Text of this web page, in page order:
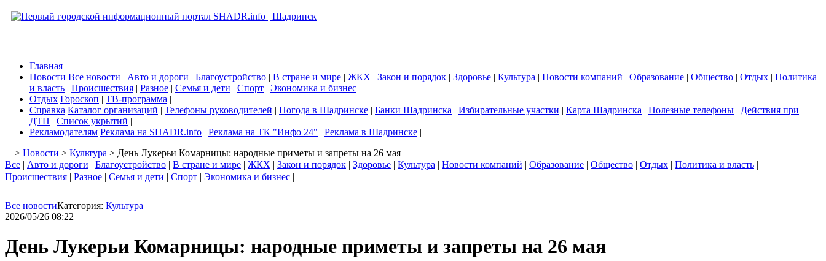
Главная
Новости Все новости | Авто и дороги | Благоустройство | В стране и мире | ЖКХ | Закон и порядок | Здоровье | Культура | Новости компаний | Образование | Общество | Отдых | Политика
и власть | Происшествия | Разное | Семья и дети | Спорт | Экономика и бизнес |
Отдых Гороскоп | ТВ-программа |
Справка Каталог организаций | Телефоны руководителей | Погода в Шадринске | Банки Шадринска | Избирательные участки | Карта Шадринска | Полезные телефоны | Действия при
ДТП | Список укрытий |
Рекламодателям Реклама на SHADR.info | Реклама на ТК "Инфо 24" | Реклама в Шадринске |
> Новости > Культура > День Лукерьи Комарницы: народные приметы и запреты на 26 мая
Все | Авто и дороги | Благоустройство | В стране и мире | ЖКХ | Закон и порядок | Здоровье | Культура | Новости компаний | Образование | Общество | Отдых | Политика и власть |
Происшествия | Разное | Семья и дети | Спорт | Экономика и бизнес |
Все новостиКатегория: Культура
2026/05/26 08:22
День Лукерьи Комарницы: народные приметы и запреты на 26 мая